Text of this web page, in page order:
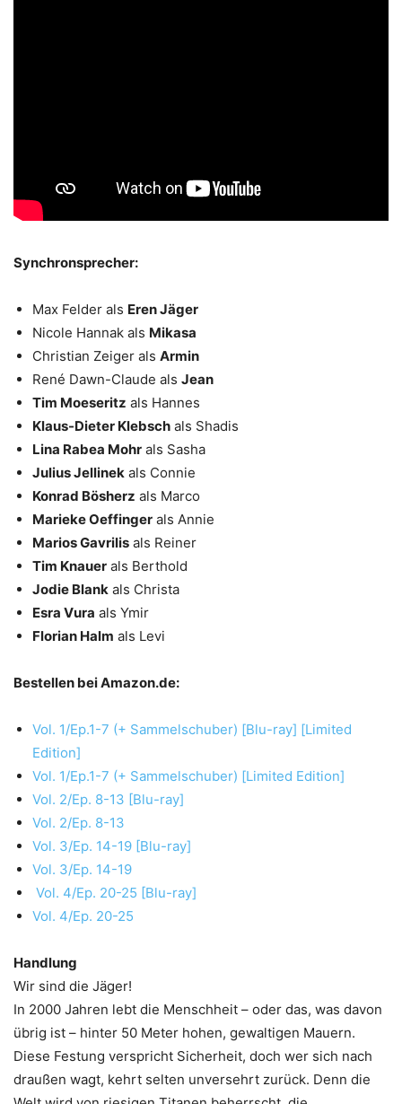
Synchronsprecher:
Max Felder als Eren Jäger
Nicole Hannak als Mikasa
Christian Zeiger als Armin
René Dawn-Claude als Jean
Tim Moeseritz als Hannes
Klaus-Dieter Klebsch als Shadis
Lina Rabea Mohr als Sasha
Julius Jellinek als Connie
Konrad Bösherz als Marco
Marieke Oeffinger als Annie
Marios Gavrilis als Reiner
Tim Knauer als Berthold
Jodie Blank als Christa
Esra Vura als Ymir
Florian Halm als Levi
Bestellen bei Amazon.de:
Vol. 1/Ep.1-7 (+ Sammelschuber) [Blu-ray] [Limited
Edition]
Vol. 1/Ep.1-7 (+ Sammelschuber) [Limited Edition]
Vol. 2/Ep. 8-13 [Blu-ray]
Vol. 2/Ep. 8-13
Vol. 3/Ep. 14-19 [Blu-ray]
Vol. 3/Ep. 14-19
Vol. 4/Ep. 20-25 [Blu-ray]
Vol. 4/Ep. 20-25
Handlung
Wir sind die Jäger!
In 2000 Jahren lebt die Menschheit – oder das, was davon
übrig ist – hinter 50 Meter hohen, gewaltigen Mauern.
Diese Festung verspricht Sicherheit, doch wer sich nach
draußen wagt, kehrt selten unversehrt zurück. Denn die